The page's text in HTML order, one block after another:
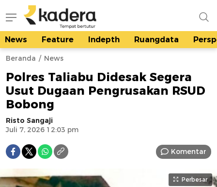
kadera.id
Tempat bertutur
News Feature Indepth Ruangdata
Beranda News
Polres Taliabu Didesak Segera
Usut Dugaan Pengrusakan RSUD
Bobong
Risto Sangaji
Juli 7, 2026 12:03 pm
Komentar
Perbesar